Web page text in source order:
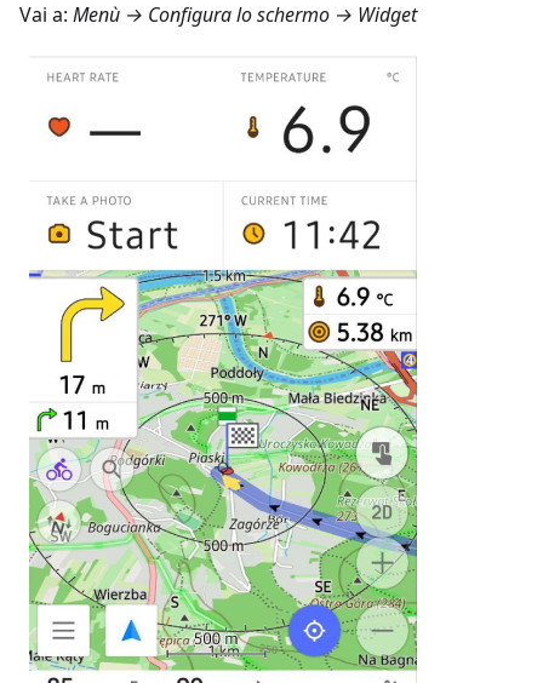
Vai a: Menù → Configura lo schermo → Widget